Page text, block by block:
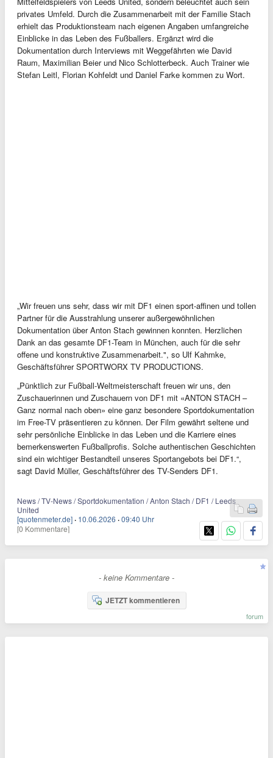
privates Umfeld. Durch die Zusammenarbeit mit der Familie Stach
erhielt das Produktionsteam nach eigenen Angaben umfangreiche
Einblicke in das Leben des Fußballers. Ergänzt wird die
Dokumentation durch Interviews mit Weggefährten wie David
Raum, Maximilian Beier und Nico Schlotterbeck. Auch Trainer wie
Stefan Leitl, Florian Kohfeldt und Daniel Farke kommen zu Wort.
„Wir freuen uns sehr, dass wir mit DF1 einen sport-affinen und tollen
Partner für die Ausstrahlung unserer außergewöhnlichen
Dokumentation über Anton Stach gewinnen konnten. Herzlichen
Dank an das gesamte DF1-Team in München, auch für die sehr
offene und konstruktive Zusammenarbeit.", so Ulf Kahmke,
Geschäftsführer SPORTWORX TV PRODUCTIONS.
„Pünktlich zur Fußball-Weltmeisterschaft freuen wir uns, den
Zuschauerinnen und Zuschauern von DF1 mit «ANTON STACH –
Ganz normal nach oben» eine ganz besondere Sportdokumentation
im Free-TV präsentieren zu können. Der Film gewährt seltene und
sehr persönliche Einblicke in das Leben und die Karriere eines
bemerkenswerten Fußballprofis. Solche authentischen Geschichten
sind ein wichtiger Bestandteil unseres Sportangebots bei DF1.“,
sagt David Müller, Geschäftsführer des TV-Senders DF1.
News / TV-News / Sportdokumentation / Anton Stach / DF1 / Leeds
United
[quotenmeter.de] · 10.06.2026 ·09:40 Uhr
[0 Kommentare]
- keine Kommentare -
JETZT kommentieren
forum